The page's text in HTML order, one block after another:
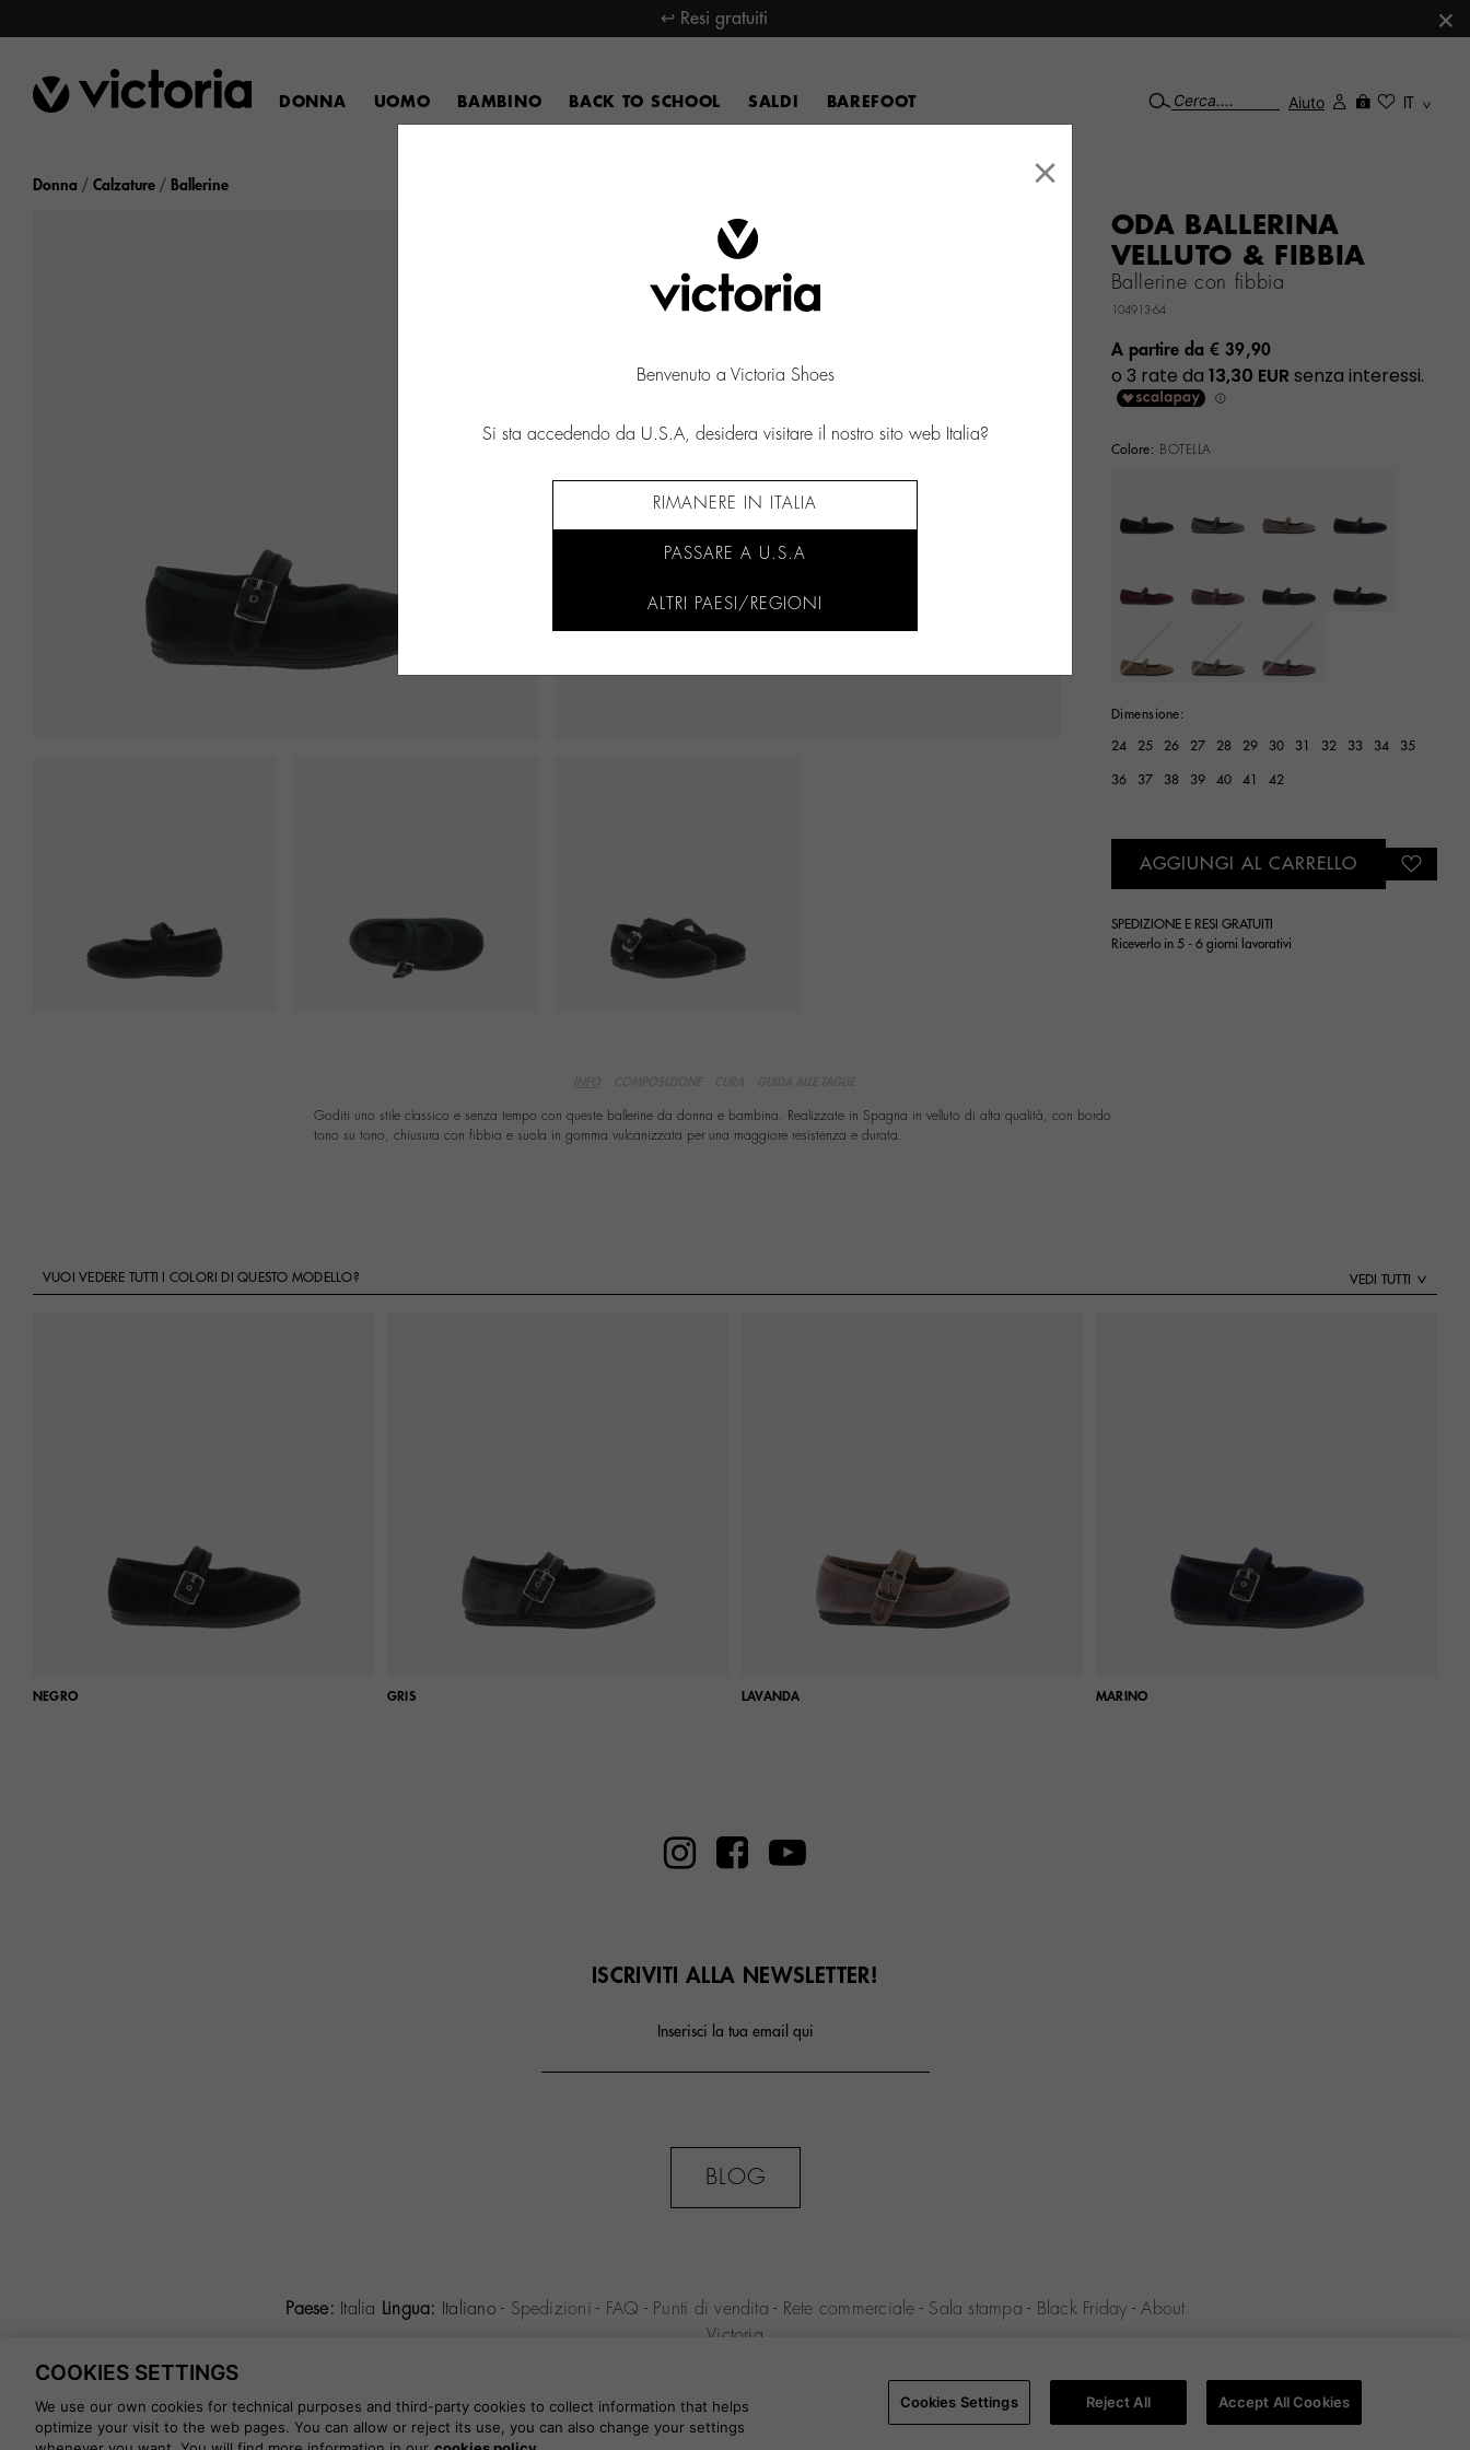
↩ Resi gratuiti ×
DONNA UOMO BAMBINO BACK TO SCHOOL SALDI BAREFOOT Aiuto
Donna Calzature Ballerine
ODA BALLERINA
VELLUTO & FIBBIA
Ballerine con fibbia
104913-64
A partire da € 39,90
Colore: BOTELLA
Dimensione:
24 25 26 27 28 29 30 31 32 33 34 35
36 37 38 39 40 41 42
AGGIUNGI AL CARRELLO
SPEDIZIONE E RESI GRATUITI
Riceverlo in 5 - 6 giorni lavorativi
Goditi uno stile classico e senza tempo con queste ballerine da donna e bambina. Realizzate in Spagna in velluto di alta qualità, con bordo
tono su tono, chiusura con fibbia e suola in gomma vulcanizzata per una maggiore resistenza e durata.
VUOI VEDERE TUTTI I COLORI DI QUESTO MODELLO? VEDI TUTTI
NEGRO GRIS LAVANDA MARINO
ISCRIVITI ALLA NEWSLETTER!
Inserisci la tua email qui
BLOG
Paese: Italia Lingua: Italiano- Spedizioni - FAQ - Punti di vendita - Rete commerciale - Sala stampa - Black Friday -About
Victoria
-Politica sulla riservatezza-Informativa sui
cookie
- Cookies Settings
×
Benvenuto a Victoria Shoes
Si sta accedendo da U.S.A, desidera visitare il nostro sito web Italia?
RIMANERE IN ITALIA
PASSARE A U.S.A
ALTRI PAESI/REGIONI
COOKIES SETTINGS
We use our own cookies for technical purposes and third-party cookies to collect information that helps
optimize your visit to the web pages. You can allow or reject its use, you can also change your settings
Cookies Settings Reject All Accept All Cookies